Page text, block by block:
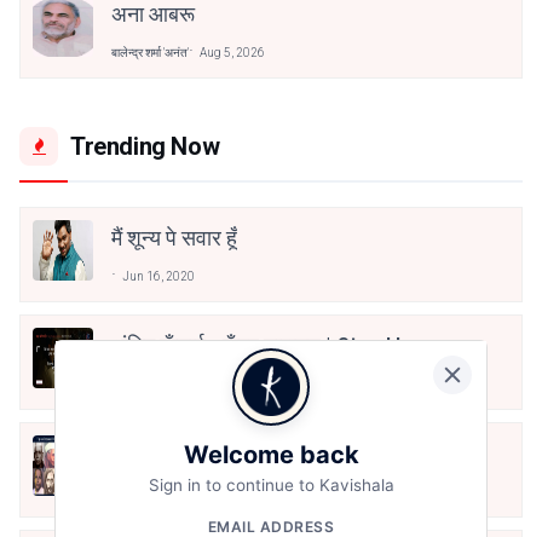
अना आबरू
बालेन्द्र शर्मा 'अनंत' Aug 5, 2026
Trending Now
मैं शून्य पे सवार हूँ
Jun 16, 2020
अंतिम ऊँचाई - कुँवर नारायण | Stay Home
Stay Safe | TVF's Aspirants
10 Greatest Hindi Poets Of India
Jun 16, 2020
Welcome back
Sign in to continue to Kavishala
EMAIL ADDRESS